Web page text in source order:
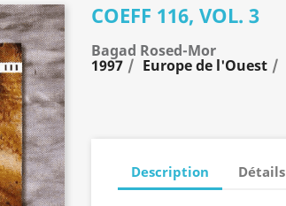
COEFF 116, VOL. 3
Bagad Rosed-Mor
1997 Europe de l'Ouest
Description Détails